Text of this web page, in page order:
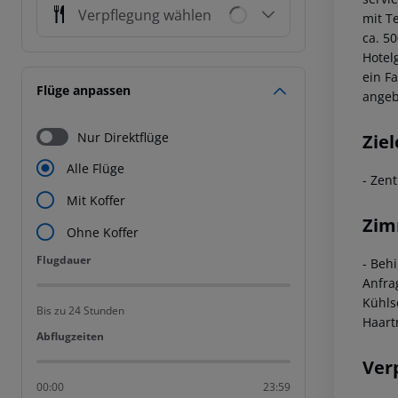
Verpflegung wählen
Flüge anpassen
Nur Direktflüge
Alle Flüge
Mit Koffer
Ohne Koffer
Flugdauer
Flugdauer
Bis zu 24 Stunden
Abflugzeiten
Abflugzeiten
00:00 23:59
mit
ca.
ein
-
-